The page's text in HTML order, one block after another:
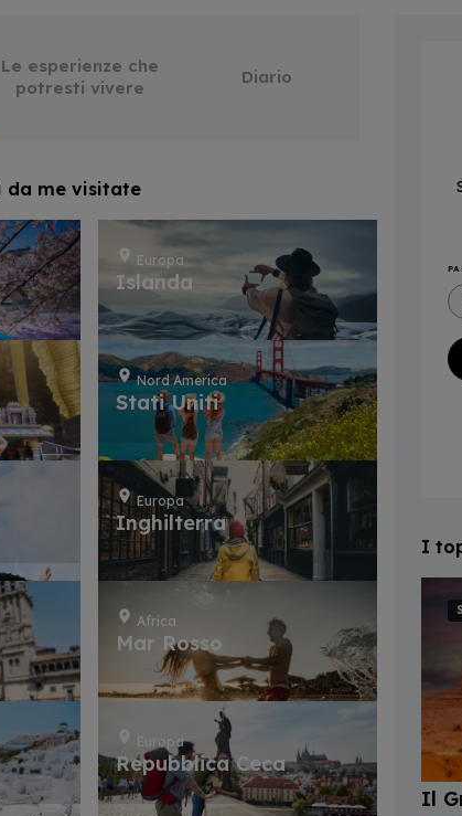
Le esperienze che
potresti vivere
Diario
da me visitate
Europa
Islanda
Nord America
Stati Uniti
Europa
Inghilterra
Africa
Mar Rosso
Europa
Repubblica Ceca
I
Il